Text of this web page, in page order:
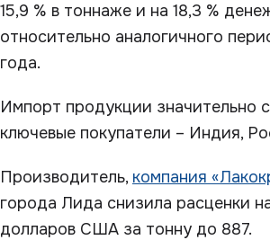
15,9 % в тоннаже и на 18,3 %
относительно аналогичного
года.
Импорт продукции значительно
ключевые покупатели – Индия,
Производитель, компания
города Лида снизила расценки
долларов США за тонну до 887.